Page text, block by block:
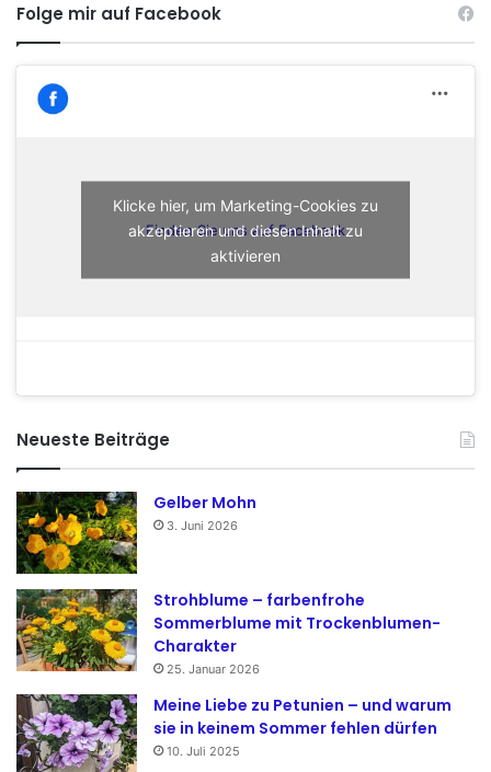
Folge mir auf Facebook
Finden Sie uns auf Facebook
Klicke hier, um Marketing-Cookies zu
akzeptieren und diesen Inhalt zu
aktivieren
Neueste Beiträge
Gelber Mohn
3. Juni 2026
Strohblume – farbenfrohe
Sommerblume mit Trockenblumen-
Charakter
25. Januar 2026
Meine Liebe zu Petunien – und warum
sie in keinem Sommer fehlen dürfen
10. Juli 2025